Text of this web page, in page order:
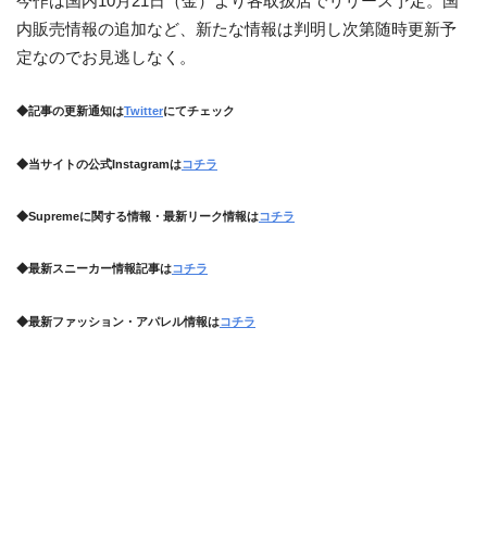
内販売情報の追加など、新たな情報は判明し次第随時更新予
定なのでお見逃しなく。
◆記事の更新通知はTwitterにてチェック
◆当サイトの公式Instagramはコチラ
◆Supremeに関する情報・最新リーク情報はコチラ
◆最新スニーカー情報記事はコチラ
◆最新ファッション・アパレル情報はコチラ